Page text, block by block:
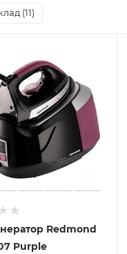
(11)
Redmond
Purple